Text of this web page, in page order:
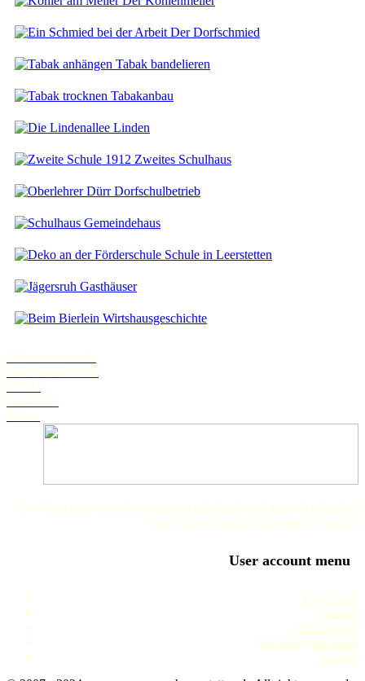
Der Dorfschmied
Tabak bandelieren
Tabakanbau
Linden
Zweites Schulhaus
Dorfschulbetrieb
Gemeindehaus
Schule in Leerstetten
Gasthäuser
Wirtshausgeschichte
Schwanstetten.de
Landratsamt Roth
BLFD
Landkarte
Wetter
Der Museumsverein Schwanstetten bedankt sich ganz herzlich bei
seinen Sponsoren, Helfern und Freunden
User account menu
Impressum
Service
Datenschutz
Literaturverzeichnis
Termine